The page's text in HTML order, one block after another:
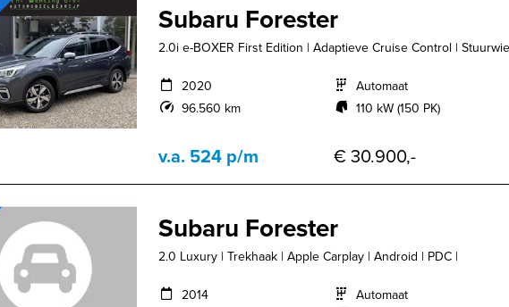
Subaru Forester
2.0i e-BOXER First Edition | Adaptieve Cruise Control |
2020
96.560 km
Automaat
110 kW (150 PK)
v.a. 524 p/m € 30.900,-
Subaru Forester
2.0 Luxury | Trekhaak | Apple Carplay | Android | PDC |
2014
Automaat